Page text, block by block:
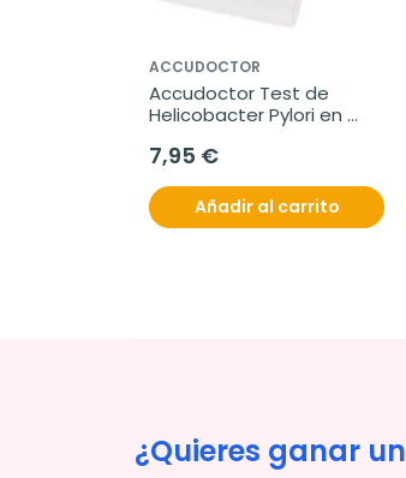
ACCUDOCTOR
Accudoctor Test de
Helicobacter Pylori en
7,95 €
Añadir al carrito
¿Quieres ganar un